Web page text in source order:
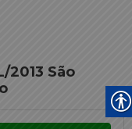
2013 São